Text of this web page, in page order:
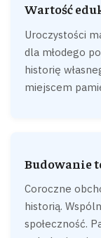
Wartość
Uroczystości
dla młodego
historię
miejscem
Budowanie
Coroczne
historią.
społeczność.